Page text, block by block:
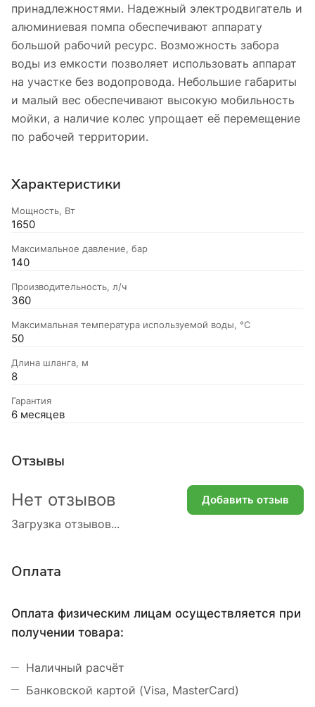
принадлежностями. Надежный электродвигатель и
алюминиевая помпа обеспечивают аппарату
большой рабочий ресурс. Возможность забора
воды из емкости позволяет использовать аппарат
на участке без водопровода. Небольшие габариты
и малый вес обеспечивают высокую мобильность
мойки, а наличие колес упрощает её перемещение
по рабочей территории.
Характеристики
Мощность, Вт
1650
Максимальное давление, бар
140
Производительность, л/ч
360
Максимальная температура используемой воды, °C
50
Длина шланга, м
8
Гарантия
6 месяцев
Отзывы
Загрузка отзывов...
Нет отзывов Добавить отзыв
Оплата
Оплата физическим лицам осуществляется при
получении товара:
Наличный расчёт
Банковской картой (Visa, MasterCard)